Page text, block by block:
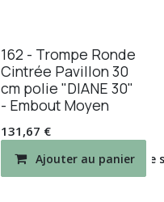
Ajouter à la liste de
162 - Trompe Ronde
Cintrée Pavillon 30
cm polie "DIANE 30"
- Embout Moyen
131,67 €
Ajouter au panier